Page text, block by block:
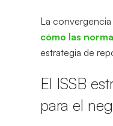
La
cómo las
estrategia de
El ISSB
para el